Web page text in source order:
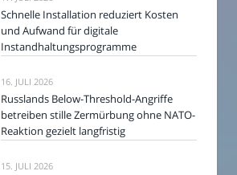
Schnelle Installation reduziert Kosten
und Aufwand für digitale
Instandhaltungsprogramme
16. JULI 2026
Russlands Below-Threshold-Angriffe
betreiben stille Zermürbung ohne NATO-
Reaktion gezielt langfristig
15. JULI 2026